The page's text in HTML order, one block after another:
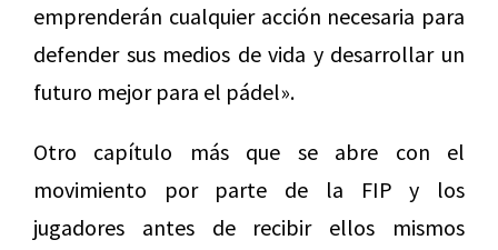
emprenderán cualquier acción necesaria para
defender sus medios de vida y desarrollar un
futuro mejor para el pádel».
Otro capítulo más que se abre con el
movimiento por parte de la FIP y los
jugadores antes de recibir ellos mismos